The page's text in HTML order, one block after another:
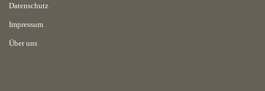
Datenschutz
Impressum
Über uns